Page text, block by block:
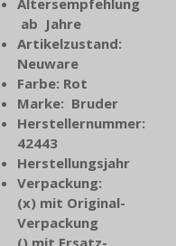
Altersempfehlung
ab Jahre
Artikelzustand:
Neuware
Farbe: Rot
Marke: Bruder
Herstellernummer:
42443
Herstellungsjahr
Verpackung:
(x) mit Original-
Verpackung